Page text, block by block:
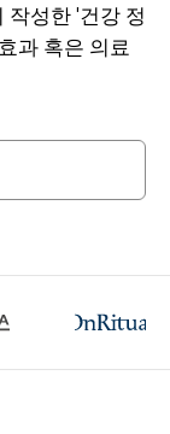
작성한 '건강 정
과 혹은 의료